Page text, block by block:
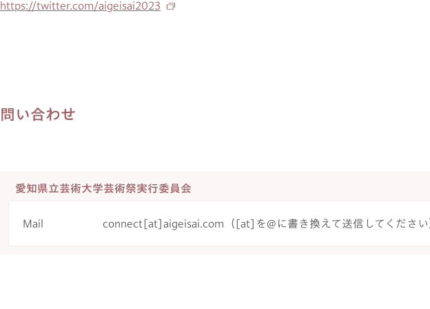
https://twitter.com/aigeisai2023
問い合わせ
愛知県立芸術大学芸術祭実行委員会
Mail connect[at]aigeisai.com（[at]を@に書き換えて送信してくださ